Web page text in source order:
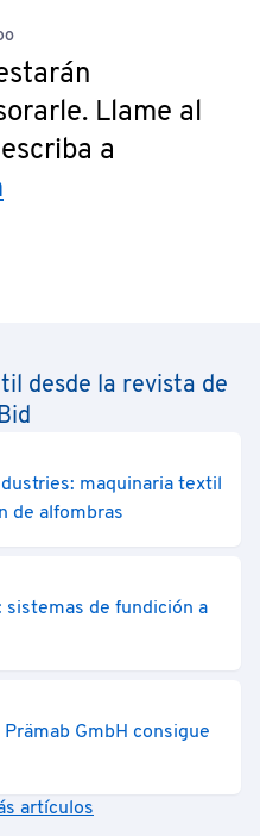
Llame al
a
desde la revista de
maquinaria textil
de alfombras
sistemas de fundición a
GmbH consigue
artículos